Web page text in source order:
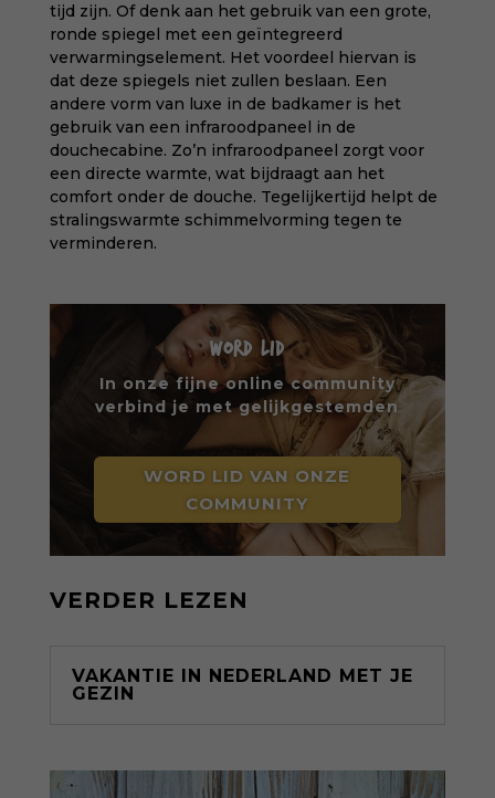
tijd zijn. Of denk aan het gebruik van een grote,
ronde spiegel met een geïntegreerd
verwarmingselement. Het voordeel hiervan is
dat deze spiegels niet zullen beslaan. Een
andere vorm van luxe in de badkamer is het
gebruik van een infraroodpaneel in de
douchecabine. Zo’n infraroodpaneel zorgt voor
een directe warmte, wat bijdraagt aan het
comfort onder de douche. Tegelijkertijd helpt de
stralingswarmte schimmelvorming tegen te
verminderen.
WORD LID
In onze fijne online community
verbind je met gelijkgestemden
WORD LID VAN ONZE
COMMUNITY
VERDER LEZEN
VAKANTIE IN NEDERLAND MET JE
GEZIN